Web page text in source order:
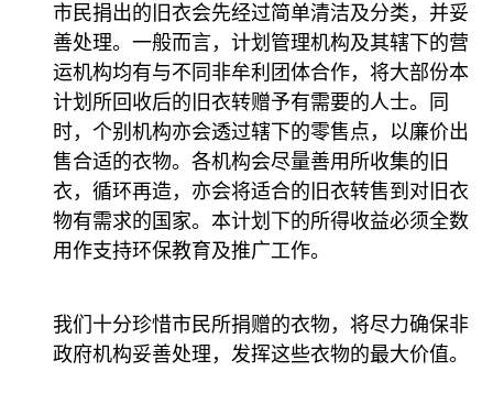
市民捐出的旧衣会先经过简单清洁及分类，并妥
善处理。一般而言，计划管理机构及其辖下的营
运机构均有与不同非牟利团体合作，将大部份本
计划所回收后的旧衣转赠予有需要的人士。同
时，个别机构亦会透过辖下的零售点，以廉价出
售合适的衣物。各机构会尽量善用所收集的旧
衣，循环再造，亦会将适合的旧衣转售到对旧衣
物有需求的国家。本计划下的所得收益必须全数
用作支持环保教育及推广工作。
我们十分珍惜市民所捐赠的衣物，将尽力确保非
政府机构妥善处理，发挥这些衣物的最大价值。